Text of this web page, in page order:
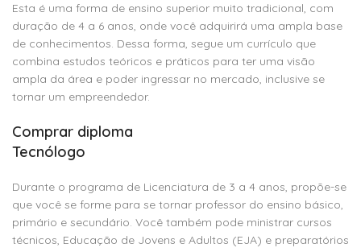
Esta é uma forma de ensino superior muito tradicional, com
duração de 4 a 6 anos, onde você adquirirá uma ampla base
de conhecimentos. Dessa forma, segue um currículo que
combina estudos teóricos e práticos para ter uma visão
ampla da área e poder ingressar no mercado, inclusive se
tornar um empreendedor.
Comprar diploma
Tecnólogo
Durante o programa de Licenciatura de 3 a 4 anos, propõe-se
que você se forme para se tornar professor do ensino básico,
primário e secundário. Você também pode ministrar cursos
técnicos, Educação de Jovens e Adultos (EJA) e preparatórios